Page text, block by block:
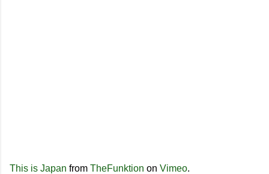
This is Japan from TheFunktion on Vimeo.